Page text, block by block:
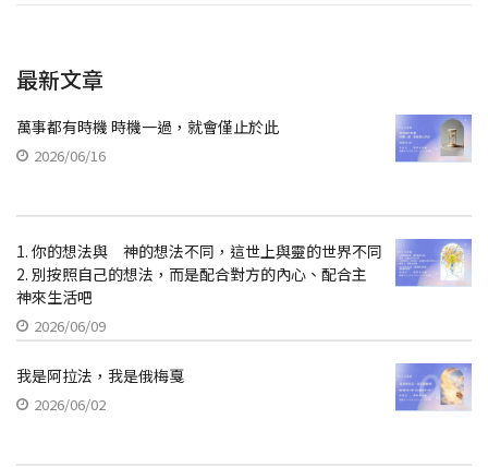
最新文章
萬事都有時機 時機一過，就會僅止於此
2026/06/16
1. 你的想法與 神的想法不同，這世上與靈的世界不同
2. 別按照自己的想法，而是配合對方的內心、配合主
神來生活吧
2026/06/09
我是阿拉法，我是俄梅戛
2026/06/02